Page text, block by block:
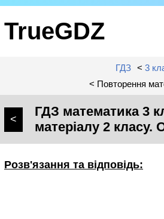
TrueGDZ
ГДЗ < 3
< Повторення
<
ГДЗ математика 3
матеріалу 2
Розв'язання та відповідь: